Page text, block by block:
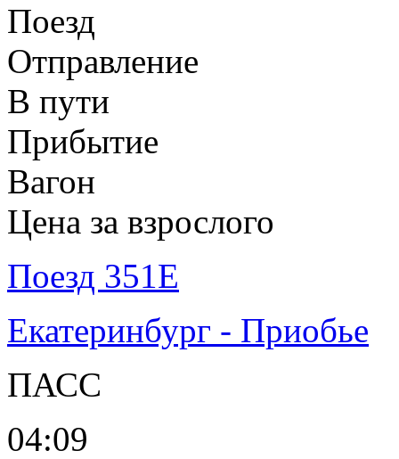
Поезд
Отправление
В пути
Прибытие
Вагон
Цена за взрослого
Поезд 351Е
Екатеринбург - Приобье
ПАСС
04:09